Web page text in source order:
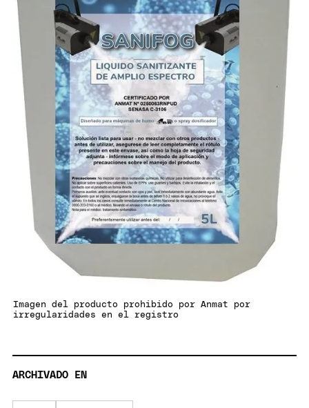
Imagen del producto prohibido por Anmat por
irregularidades en el registro
ARCHIVADO EN